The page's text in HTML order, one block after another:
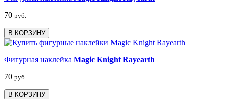
70 руб.
В КОРЗИНУ
Фигурная наклейка Magic Knight Rayearth
70 руб.
В КОРЗИНУ